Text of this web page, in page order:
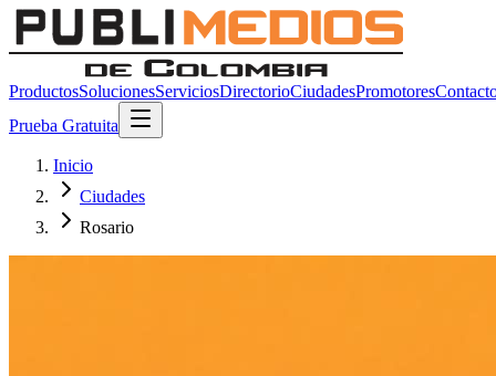
ProductosSolucionesServiciosDirectorioCiudadesPromotores
Prueba Gratuita
Inicio
Ciudades
Rosario